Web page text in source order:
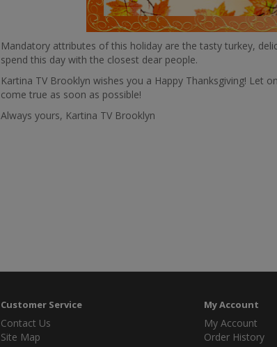
Mandatory attributes of this holiday are the tasty turkey,
spend this day with the closest dear people.
Kartina TV Brooklyn wishes you a Happy Thanksgiving! Let
come true as soon as possible!
Always yours, Kartina TV Brooklyn
Customer Service
Contact Us
Site Map
My Account
My Account
Order History